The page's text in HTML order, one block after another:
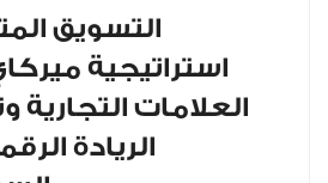
التسويق
استراتيجية
العلامات التجارية
الريادة